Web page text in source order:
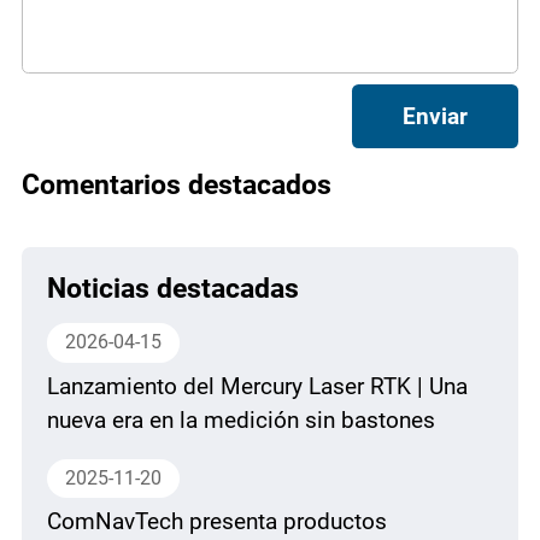
Enviar
Comentarios destacados
Noticias destacadas
2026-04-15
Lanzamiento del Mercury Laser RTK | Una
nueva era en la medición sin bastones
2025-11-20
ComNavTech presenta productos